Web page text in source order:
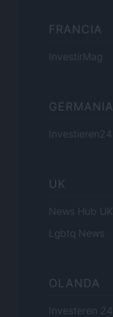
FRANCIA
InvestirMag
GERMANIA
Investieren24
UK
News Hub UK
Lgbtq News
OLANDA
Investeren 24